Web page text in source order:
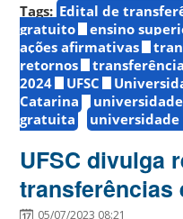
Tags: Edital de
gratuito
ensino
ações afirmativas
retornos
2024
UFSC
Catarina
universidade
gratuita
UFSC divulga
transferências
05/07/2023 08:21